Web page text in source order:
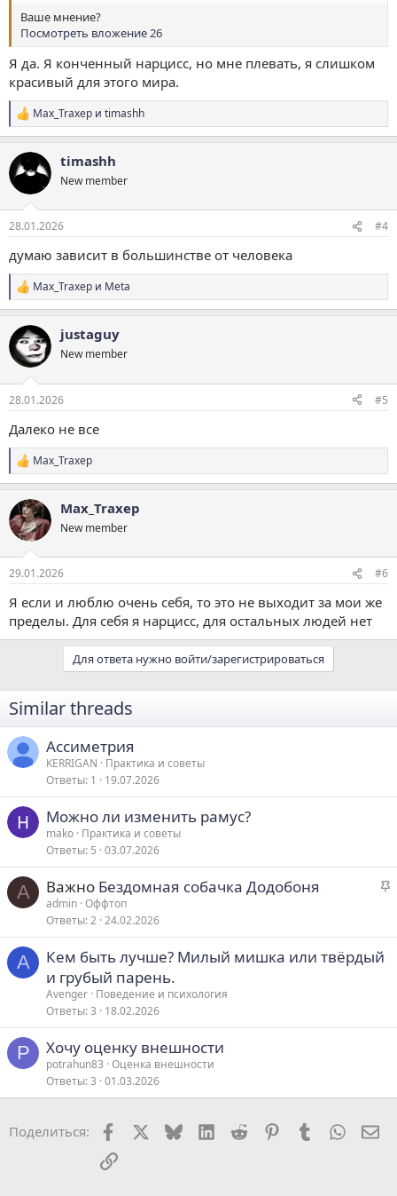
Ваше мнение?
Посмотреть вложение 26
Я да. Я конченный нарцисс, но мне плевать, я слишком
красивый для этого мира.
Р
е
к
ц
и
Max_Traxep и timashh
timashh
New member
28.01.2026 #4
думаю зависит в большинстве от человека
Р
е
к
ц
и
Max_Traxep и Meta
justaguy
New member
28.01.2026 #5
Далеко не все
Р
е
к
ц
и
Max_Traxep
Max_Traxep
New member
29.01.2026 #6
Я если и люблю очень себя, то это не выходит за мои же
пределы. Для себя я нарцисс, для остальных людей нет
Для ответа нужно войти/зарегистрироваться
Similar threads
Ассиметрия
KERRIGAN
Практика и советы
Ответы 1 19.07.2026
Можно ли изменить рамус?
mako Практика и советы
Ответы 5 03.07.2026
A
З
р
н
Важно Бездомная собачка Додобоня
admin Оффтоп
Ответы 2 24.02.2026
A
Кем быть лучше? Милый мишка или твёрдый
и грубый парень.
Avenger Поведение и психология
Ответы 3 18.02.2026
P Хочу оценку внешности
potrahun83 Оценка внешности
Ответы 3 01.03.2026
Поделиться: Facebook BlueskyLinkedIn
Reddit PinterestTumblr
Ссылка